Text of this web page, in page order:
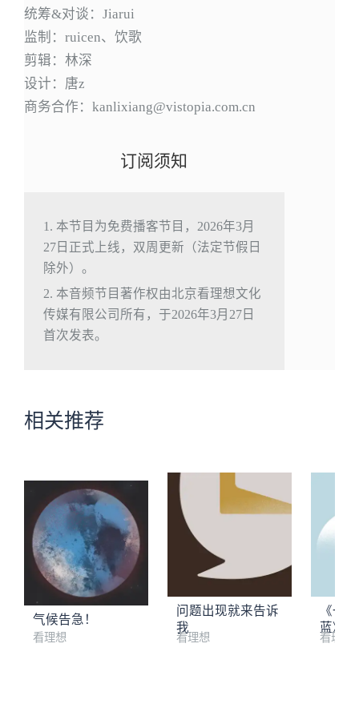
统筹&对谈：Jiarui
监制：ruicen、饮歌
剪辑：林深
设计：唐z
商务合作：kanlixiang@vistopia.com.cn
订阅须知
1. 本节目为免费播客节目，2026年3月
27日正式上线，双周更新（法定节假日
除外）。
2. 本音频节目著作权由北京看理想文化
传媒有限公司所有，于2026年3月27日
首次发表。
相关推荐
气候告急！
看理想
问题出现就来告诉
我
看理想
《一
蓝》
看理想